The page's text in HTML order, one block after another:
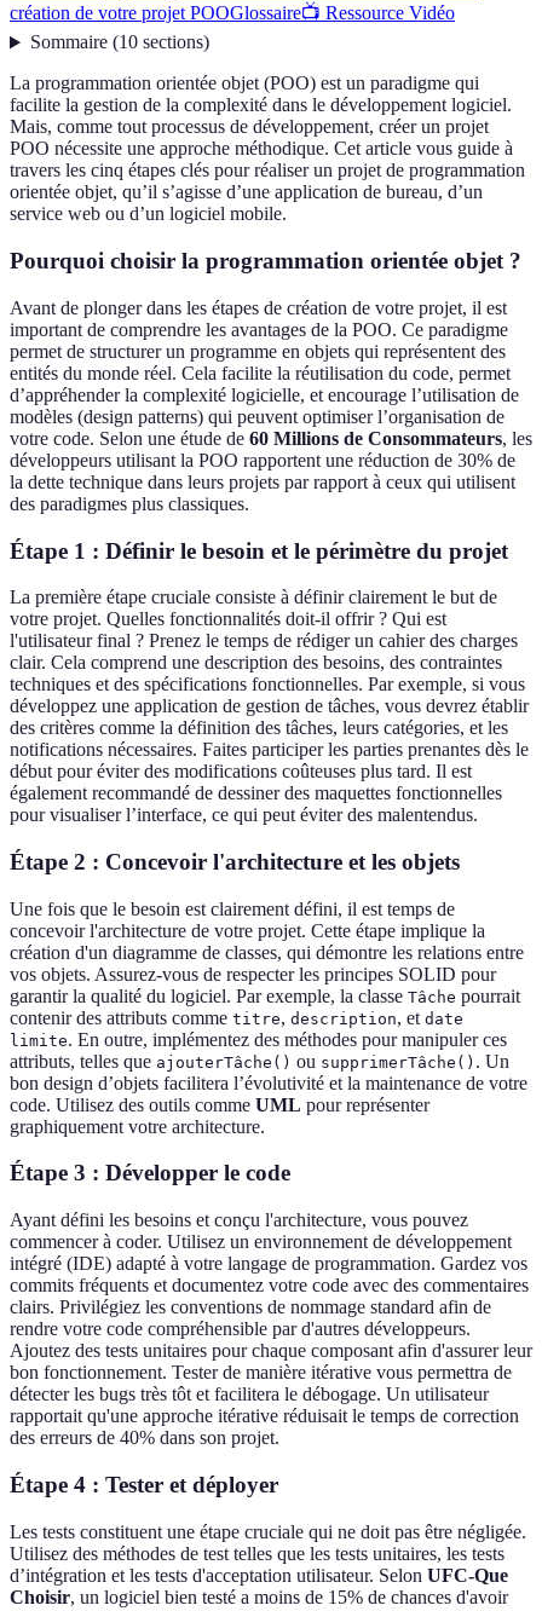
création de votre projet POOGlossaire📺 Ressource Vidéo
Sommaire(10 sections)
La programmation orientée objet (POO) est un paradigme qui
facilite la gestion de la complexité dans le développement logiciel.
Mais, comme tout processus de développement, créer un projet
POO nécessite une approche méthodique. Cet article vous guide à
travers les cinq étapes clés pour réaliser un projet de programmation
orientée objet, qu’il s’agisse d’une application de bureau, d’un
service web ou d’un logiciel mobile.
Pourquoi choisir la programmation orientée objet ?
Avant de plonger dans les étapes de création de votre projet, il est
important de comprendre les avantages de la POO. Ce paradigme
permet de structurer un programme en objets qui représentent des
entités du monde réel. Cela facilite la réutilisation du code, permet
d’appréhender la complexité logicielle, et encourage l’utilisation de
modèles (design patterns) qui peuvent optimiser l’organisation de
votre code. Selon une étude de 60 Millions de Consommateurs, les
développeurs utilisant la POO rapportent une réduction de 30% de
la dette technique dans leurs projets par rapport à ceux qui utilisent
des paradigmes plus classiques.
Étape 1 : Définir le besoin et le périmètre du projet
La première étape cruciale consiste à définir clairement le but de
votre projet. Quelles fonctionnalités doit-il offrir ? Qui est
l'utilisateur final ? Prenez le temps de rédiger un cahier des charges
clair. Cela comprend une description des besoins, des contraintes
techniques et des spécifications fonctionnelles. Par exemple, si vous
développez une application de gestion de tâches, vous devrez établir
des critères comme la définition des tâches, leurs catégories, et les
notifications nécessaires. Faites participer les parties prenantes dès le
début pour éviter des modifications coûteuses plus tard. Il est
également recommandé de dessiner des maquettes fonctionnelles
pour visualiser l’interface, ce qui peut éviter des malentendus.
Étape 2 : Concevoir l'architecture et les objets
Une fois que le besoin est clairement défini, il est temps de
concevoir l'architecture de votre projet. Cette étape implique la
création d'un diagramme de classes, qui démontre les relations entre
vos objets. Assurez-vous de respecter les principes SOLID pour
garantir la qualité du logiciel. Par exemple, la classe Tâche pourrait
contenir des attributs comme titre, description, et date
limite. En outre, implémentez des méthodes pour manipuler ces
attributs, telles que ajouterTâche() ou supprimerTâche() . Un
bon design d’objets facilitera l’évolutivité et la maintenance de votre
code. Utilisez des outils comme UML pour représenter
graphiquement votre architecture.
Étape 3 : Développer le code
Ayant défini les besoins et conçu l'architecture, vous pouvez
commencer à coder. Utilisez un environnement de développement
intégré (IDE) adapté à votre langage de programmation. Gardez vos
commits fréquents et documentez votre code avec des commentaires
clairs. Privilégiez les conventions de nommage standard afin de
rendre votre code compréhensible par d'autres développeurs.
Ajoutez des tests unitaires pour chaque composant afin d'assurer leur
bon fonctionnement. Tester de manière itérative vous permettra de
détecter les bugs très tôt et facilitera le débogage. Un utilisateur
rapportait qu'une approche itérative réduisait le temps de correction
des erreurs de 40% dans son projet.
Étape 4 : Tester et déployer
Les tests constituent une étape cruciale qui ne doit pas être négligée.
Utilisez des méthodes de test telles que les tests unitaires, les tests
d’intégration et les tests d'acceptation utilisateur. Selon UFC-Que
Choisir, un logiciel bien testé a moins de 15% de chances d'avoir